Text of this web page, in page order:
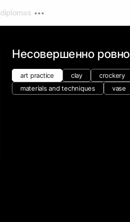
diplomas
Несовершенно ровно
art practice clay
crockery
materials and techniques
vase